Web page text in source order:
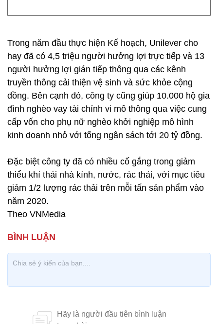
Trong năm đầu thực hiện Kế hoạch, Unilever cho
hay đã có 4,5 triệu người hưởng lợi trực tiếp và 13
người hưởng lợi gián tiếp thông qua các kênh
truyền thông cải thiện vệ sinh và sức khỏe cộng
đồng. Bên cạnh đó, công ty cũng giúp 10.000 hộ gia
đình nghèo vay tài chính vi mô thông qua việc cung
cấp vốn cho phụ nữ nghèo khởi nghiệp mô hình
kinh doanh nhỏ với tổng ngân sách tới 20 tỷ đồng.
Đặc biệt công ty đã có nhiều cố gắng trong giảm
thiểu khí thải nhà kính, nước, rác thải, với mục tiêu
giảm 1/2 lượng rác thải trên mỗi tấn sản phẩm vào
năm 2020.
Theo VNMedia